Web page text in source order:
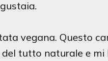
vegana. Questo
tutto naturale e